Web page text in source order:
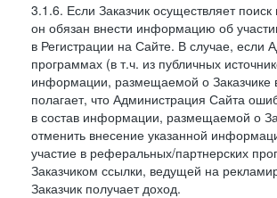
3.1.6. Если Заказчик осуществляет
он обязан внести информацию об
в Регистрации на Сайте. В случае, если
программах (в т.ч. из публичных
информации, размещаемой о Заказчике
полагает, что Администрация Сайта
в состав информации, размещаемой о
отменить внесение указанной
участие в реферальных/партнерских
Заказчиком ссылки, ведущей на
Заказчик получает доход.